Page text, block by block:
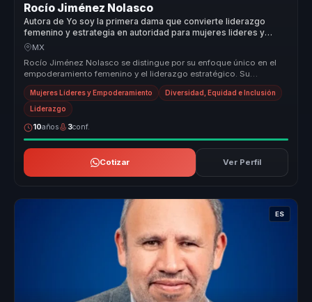
Rocío Jiménez Nolasco
Autora de Yo soy la primera dama que convierte liderazgo
femenino y estrategia en autoridad para mujeres lideres y
organizaciones.
MX
Rocío Jiménez Nolasco se distingue por su enfoque único en el
empoderamiento femenino y el liderazgo estratégico. Su
capacidad para trans...
Mujeres Líderes y Empoderamiento Diversidad, Equidad e Inclusión
Liderazgo
10años 3conf.
Cotizar Ver Perfil
ES